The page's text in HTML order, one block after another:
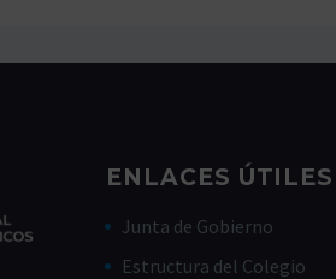
ENLACES ÚTILES
Junta de Gobierno
Estructura del Colegio